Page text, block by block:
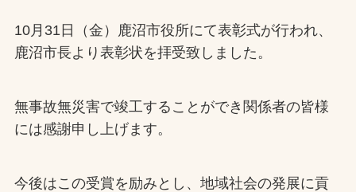
お問合せ
プライバシーポリシー
10月31日（金）鹿沼市役所にて表彰式が行われ、
鹿沼市長より表彰状を拝受致しました。
無事故無災害で竣工することができ関係者の皆様
には感謝申し上げます。
今後はこの受賞を励みとし、地域社会の発展に貢